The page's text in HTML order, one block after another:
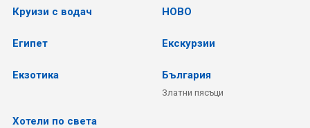
Круизи с водач НОВО
Египет Екскурзии
Екзотика България
Златни пясъци
Хотели по света